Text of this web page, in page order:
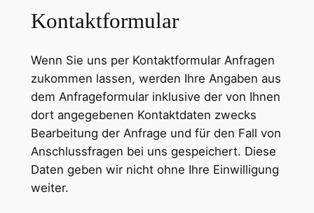
Kontaktformular
Wenn Sie uns per Kontaktformular Anfragen
zukommen lassen, werden Ihre Angaben aus
dem Anfrageformular inklusive der von Ihnen
dort angegebenen Kontaktdaten zwecks
Bearbeitung der Anfrage und für den Fall von
Anschlussfragen bei uns gespeichert. Diese
Daten geben wir nicht ohne Ihre Einwilligung
weiter.